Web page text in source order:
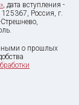
, дата вступления -
Россия, г.
о прошлых